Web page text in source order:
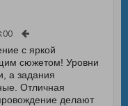
с яркой
сюжетом! Уровни
а задания
Отличная
делают